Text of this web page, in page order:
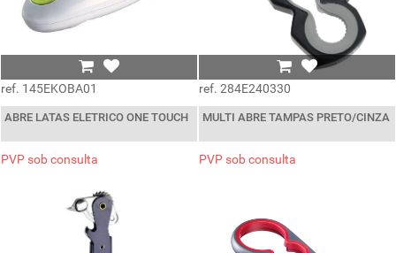
ref. 145EKOBA01
ABRE LATAS ELETRICO ONE TOUCH
PVP sob consulta
ref. 284E240330
MULTI ABRE TAMPAS PRETO/CINZA
PVP sob consulta